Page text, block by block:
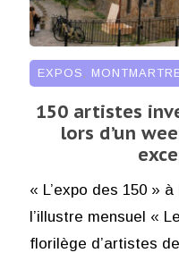
EXPOS
150 artistes
lors d’un
« L’expo des 150 »
l’illustre mensuel «
florilège d’artistes